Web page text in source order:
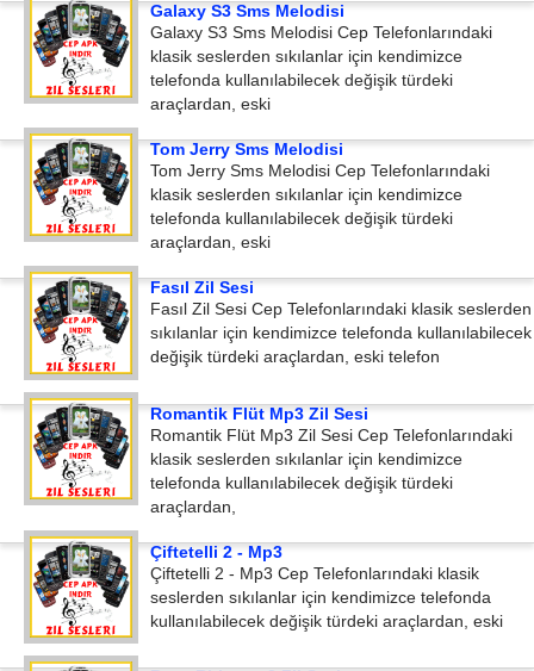
Galaxy S3 Sms Melodisi
Galaxy S3 Sms Melodisi Cep Telefonlarındaki
klasik seslerden sıkılanlar için kendimizce
telefonda kullanılabilecek değişik türdeki
araçlardan, eski
Tom Jerry Sms Melodisi
Tom Jerry Sms Melodisi Cep Telefonlarındaki
klasik seslerden sıkılanlar için kendimizce
telefonda kullanılabilecek değişik türdeki
araçlardan, eski
Fasıl Zil Sesi
Fasıl Zil Sesi Cep Telefonlarındaki klasik seslerden
sıkılanlar için kendimizce telefonda kullanılabilecek
değişik türdeki araçlardan, eski telefon
Romantik Flüt Mp3 Zil Sesi
Romantik Flüt Mp3 Zil Sesi Cep Telefonlarındaki
klasik seslerden sıkılanlar için kendimizce
telefonda kullanılabilecek değişik türdeki
araçlardan,
Çiftetelli 2 - Mp3
Çiftetelli 2 - Mp3 Cep Telefonlarındaki klasik
seslerden sıkılanlar için kendimizce telefonda
kullanılabilecek değişik türdeki araçlardan, eski